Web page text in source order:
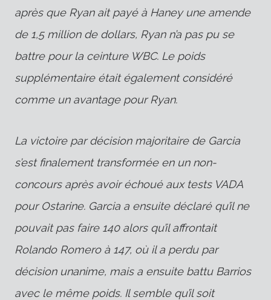
après que Ryan ait payé à Haney une amende
de 1,5 million de dollars, Ryan n’a pas pu se
battre pour la ceinture WBC. Le poids
supplémentaire était également considéré
comme un avantage pour Ryan.
La victoire par décision majoritaire de Garcia
s’est finalement transformée en un non-
concours après avoir échoué aux tests VADA
pour Ostarine. Garcia a ensuite déclaré qu’il ne
pouvait pas faire 140 alors qu’il affrontait
Rolando Romero à 147, où il a perdu par
décision unanime, mais a ensuite battu Barrios
avec le même poids. Il semble qu’il soit